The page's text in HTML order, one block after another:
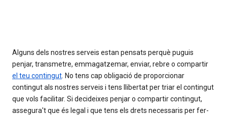
Alguns dels nostres serveis estan pensats perquè puguis
penjar, transmetre, emmagatzemar, enviar, rebre o compartir
el teu contingut. No tens cap obligació de proporcionar
contingut als nostres serveis i tens llibertat per triar el contingut
que vols facilitar. Si decideixes penjar o compartir contingut,
assegura't que és legal i que tens els drets necessaris per fer-